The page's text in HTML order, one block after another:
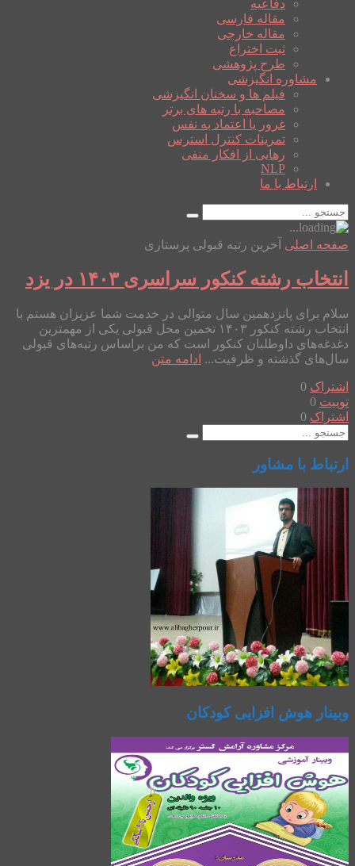
دفاعیه
مقاله فارسی
مقاله خارجی
ثبت اختراع
طرح پژوهشی
مشاوره انگیزشی
فیلم ها و سخنان انگیزشی
مصاحبه با رتبه های برتر
غرور یا اعتماد به نفس
تمرینات کنترل استرس
رهایی از افکار منفی
NLP
ارتباط با ما
صفحه اصلی آخرین رتبه قبولی پرستاری
انتخاب رشته کنکور سراسری ۱۴۰۳ در یزد
سلام برای پانزدهمین سال متوالی در خدمت شما عزیزان هستم با
انتخاب رشته کنکور ۱۴۰۳ تخمین محل قبولی یکی از مهمترین
دغدغه‌های داوطلبان کنکور است که من براساس رتبه‌های قبولی
سال‌های گذشته و ظرفیت... ادامه متن
اشتراک 0
توییت 0
اشتراک 0
ارتباط با مشاور
وبینار هوش افزایی کودکان